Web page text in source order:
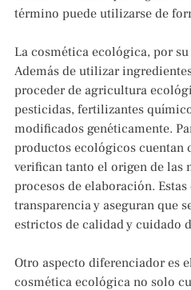
término puede utilizarse de
La cosmética ecológica, por
Además de utilizar
proceder de agricultura
pesticidas, fertilizantes
modificados genéticamente.
productos ecológicos cuentan
verifican tanto el origen de las
procesos de elaboración.
transparencia y aseguran que
estrictos de calidad y cuidado
Otro aspecto diferenciador es
cosmética ecológica no solo